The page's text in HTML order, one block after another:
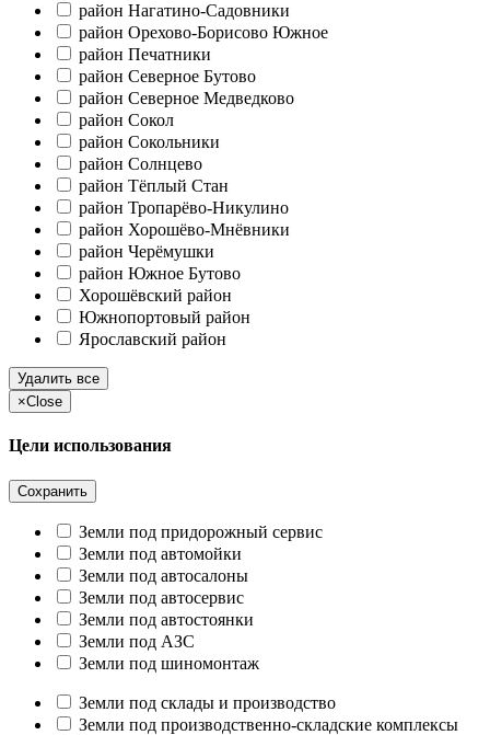
район Нагатино-Садовники
район Орехово-Борисово Южное
район Печатники
район Северное Бутово
район Северное Медведково
район Сокол
район Сокольники
район Солнцево
район Тёплый Стан
район Тропарёво-Никулино
район Хорошёво-Мнёвники
район Черёмушки
район Южное Бутово
Хорошёвский район
Южнопортовый район
Ярославский район
Удалить все
×Close
Цели использования
Сохранить
Земли под придорожный сервис
Земли под автомойки
Земли под автосалоны
Земли под автосервис
Земли под автостоянки
Земли под АЗС
Земли под шиномонтаж
Земли под склады и производство
Земли под производственно-складские комплексы